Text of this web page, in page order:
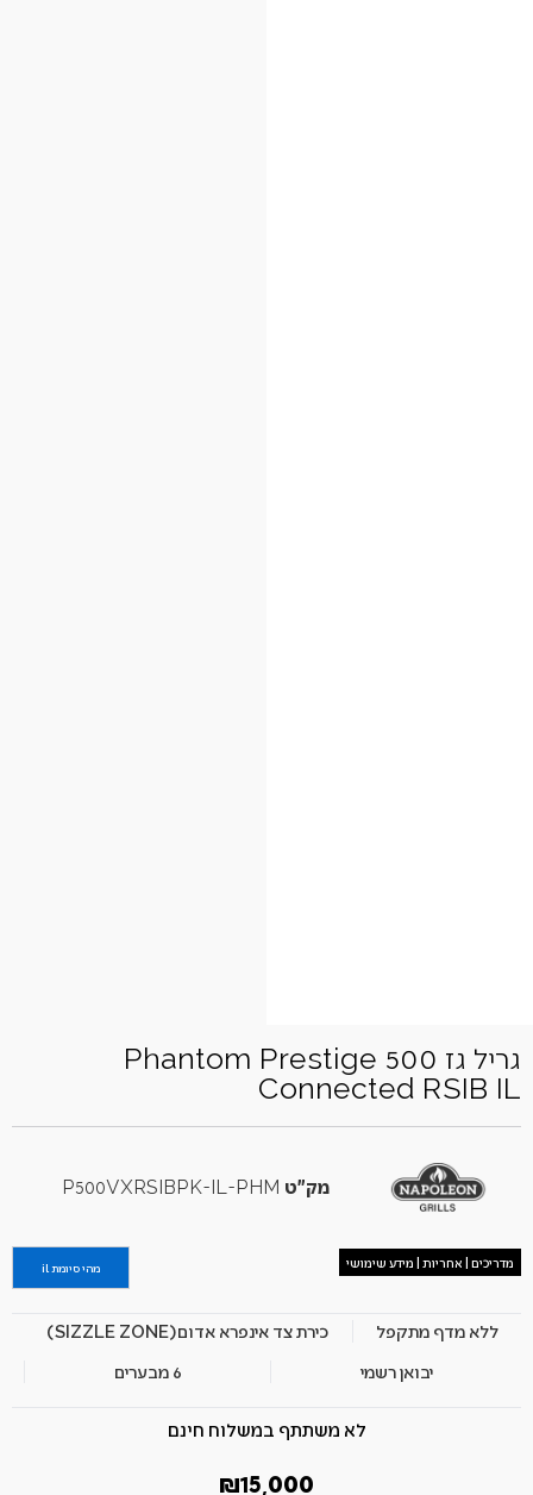
גריל גז Phantom Prestige 500
Connected RSIB IL
מק"ט
מדריכים | אחריות | מידע שימושי מהי סיומת il
כירת צד אינפרא אדום(SIZZLE ZONE)
ללא מדף מתקפל
6 מבערים
יבואן רשמי
לא משתתף במשלוח חינם
₪15,000